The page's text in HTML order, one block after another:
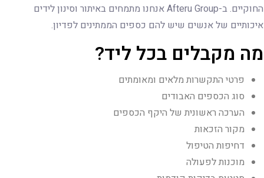
החוקיים. ב-Afteru Group אנחנו מתמחים באיתור וסינון לידים
איכותיים של אנשים שיש להם כספים הממתינים לפדיון.
מה מקבלים בכל ליד?
פרטי התקשרות מלאים ומאומתים
סוג הכספים האבודים
הערכה ראשונית של היקף הכספים
מקור הזכאות
דחיפות הטיפול
מוכנות לפעולה